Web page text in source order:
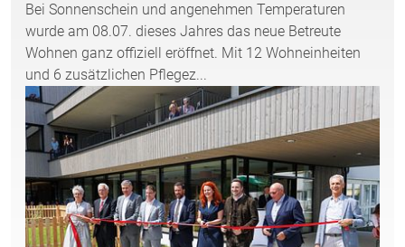
Bei Sonnenschein und angenehmen Temperaturen
wurde am 08.07. dieses Jahres das neue Betreute
Wohnen ganz offiziell eröffnet. Mit 12 Wohneinheiten
und 6 zusätzlichen Pflegez...